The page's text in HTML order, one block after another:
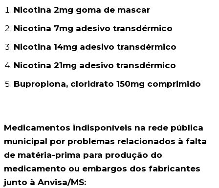
Nicotina 2mg goma de mascar
Nicotina 7mg adesivo transdérmico
Nicotina 14mg adesivo transdérmico
Nicotina 21mg adesivo transdérmico
Bupropiona, cloridrato 150mg comprimido
Medicamentos indisponíveis na rede pública
municipal por problemas relacionados à falta
de matéria-prima para produção do
medicamento ou embargos dos fabricantes
junto à Anvisa/MS: